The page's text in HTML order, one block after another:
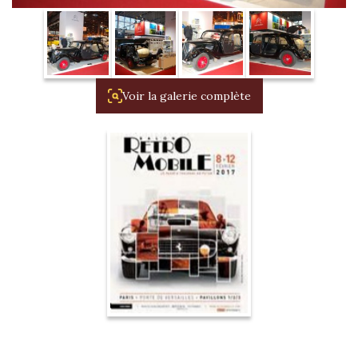
Notre local
La Boutique
L’assurance
Liens
La Revue
Les salons
La traction
La Traction des
membres
Bibliographie
Présentation 7
Présentation 11
Présentation 15 six
Voir la galerie complète